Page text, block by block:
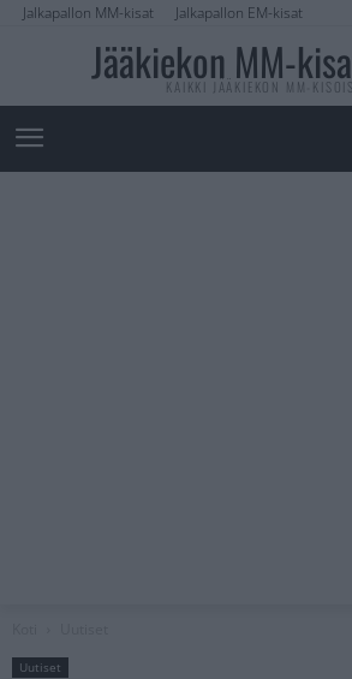
Jalkapallon MM-kisat Jalkapallon EM-kisat
Jääkiekon MM-
KAIKKI JÄÄKIEKON MM-
Uutiset